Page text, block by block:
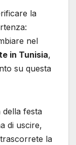
la
nel
in Tunisia,
su questa
festa
di uscire,
la